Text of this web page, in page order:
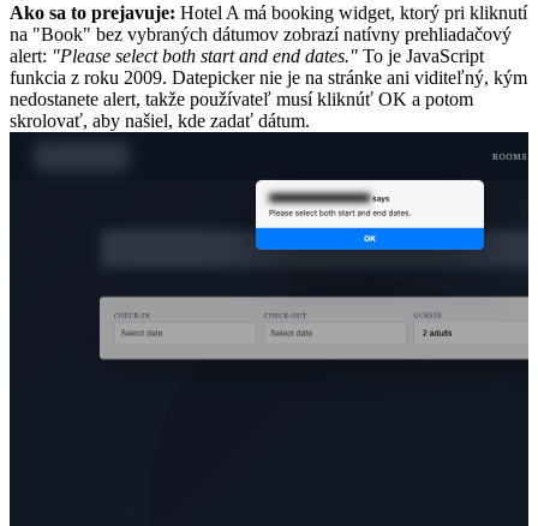
Ako sa to prejavuje: Hotel A má booking widget, ktorý pri kliknutí
na "Book" bez vybraných dátumov zobrazí natívny prehliadačový
alert: "Please select both start and end dates." To je JavaScript
funkcia z roku 2009. Datepicker nie je na stránke ani viditeľný, kým
nedostanete alert, takže používateľ musí kliknúť OK a potom
skrolovať, aby našiel, kde zadať dátum.